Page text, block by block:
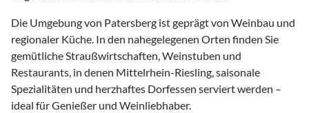
Die Umgebung von Patersberg ist geprägt von Weinbau und
regionaler Küche. In den nahegelegenen Orten finden Sie
gemütliche Straußwirtschaften, Weinstuben und
Restaurants, in denen Mittelrhein-Riesling, saisonale
Spezialitäten und herzhaftes Dorfessen serviert werden –
ideal für Genießer und Weinliebhaber.